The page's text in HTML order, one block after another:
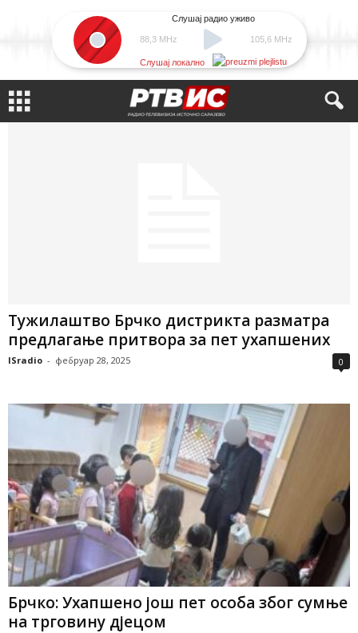
88,3 MHz
Слушај радио уживо
105,6 MHz
Слушај локално
Тужилаштво Брчко дистрикта разматра
предлагање притвора за пет ухапшених
ISradio - фебруар 28, 2025 0
Брчко: Ухапшено још пет особа због сумње
на трговину дјецом